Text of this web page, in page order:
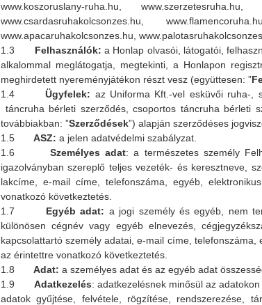
www.koszoruslany-ruha.hu,
www.csardasruhakolcsonzes.hu,
www.apacaruhakolcsonzes.hu,
1.3 Felhasználók: a Honlap olvasói, látogatói,
alkalommal meglátogatja, megtekinti, a Honlapon
meghirdetett nyereményjátékon részt vesz (együttesen: ”
1.4 Ügyfelek: az Uniforma Kft.-vel esküvői ruha-,
táncruha bérleti szerződés, csoportos táncruha bérleti
továbbiakban: ”Szerződések”) alapján szerződéses
1.5 ASZ: a jelen adatvédelmi szabályzat.
1.6 Személyes adat: a természetes személy
igazolványban szereplő teljes vezeték- és keresztneve,
lakcíme, e-mail címe, telefonszáma, egyéb,
vonatkozó következtetés.
1.7 Egyéb adat: a jogi személy és egyéb, nem
különösen cégnév vagy egyéb elnevezés,
kapcsolattartó személy adatai, e-mail címe,
az érintettre vonatkozó következtetés.
1.8 Adat: a személyes adat és az egyéb adat
1.9Adatkezelés: adatkezelésnek minősül az
adatok gyűjtése, felvétele, rögzítése, rendszerezése,